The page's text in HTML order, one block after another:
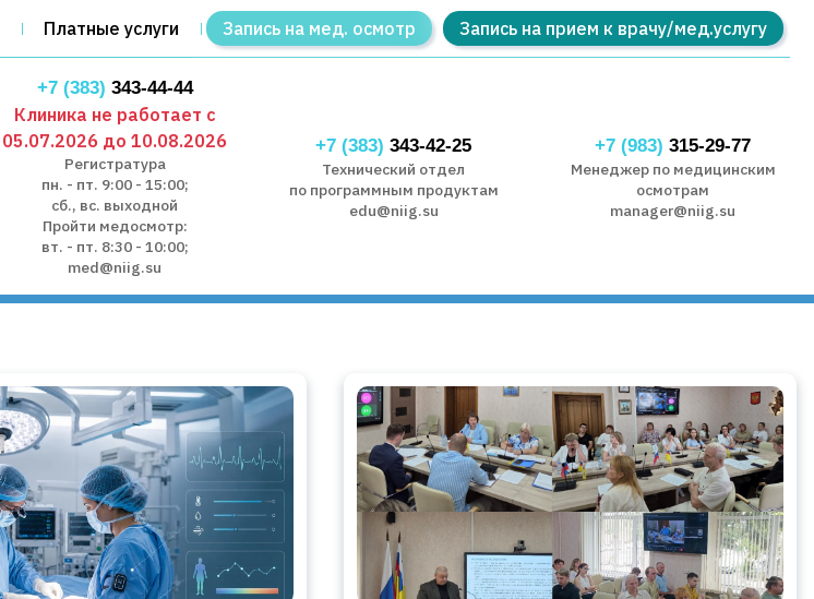
Платные услуги Запись на мед. осмотр Запись на прием к врачу/мед.услугу
+7 (383) 343-44-44
Клиника не работает с
05.07.2026 до 10.08.2026
Регистратура
пн. - пт. 9:00 - 15:00;
сб., вс. выходной
Пройти медосмотр:
вт. - пт. 8:30 - 10:00;
med@niig.su
+7 (383) 343-42-25
Технический отдел
по программным продуктам
edu@niig.su
+7 (983) 315-29-77
Менеджер по медицинским
осмотрам
manager@niig.su